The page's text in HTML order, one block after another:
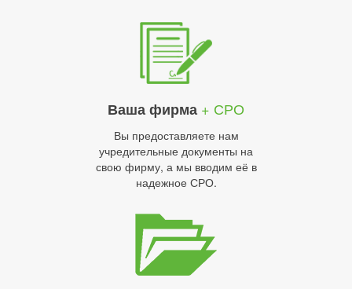
Ваша фирма + СРО
Вы предоставляете нам
учредительные документы на
свою фирму, а мы вводим её в
надежное СРО.